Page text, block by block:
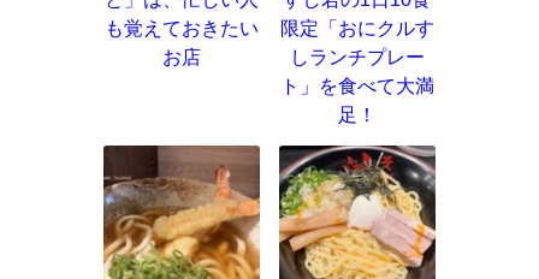
も覚えておきたい
お店
限定「おにクルす
しランチプレー
ト」を食べて大満
足！